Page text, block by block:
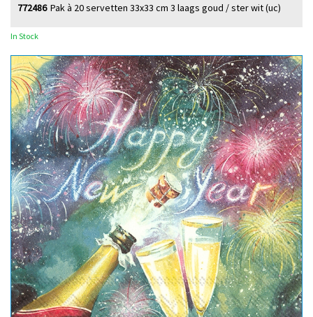
Pak à 20 servetten 33x33 cm 3 laags goud / ster wit (uc)
772486
In Stock